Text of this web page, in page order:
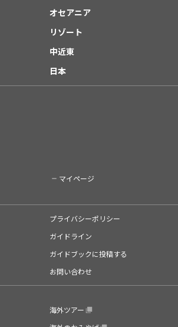
オセアニア
リゾート
中近東
日本
マイページ
プライバシーポリシー
ガイドライン
ガイドブックに投稿する
お問い合わせ
海外ツアー